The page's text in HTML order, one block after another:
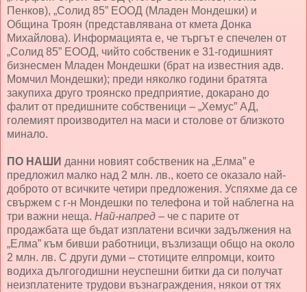
Пенков), „Солид 85” ЕООД (Младен Мондешки) и
Община Троян (представлявана от кмета Донка
Михайлова). Информацията е, че търгът е спечелен от
„Солид 85” ЕООД, чийто собственик е 31-годишният
бизнесмен Младен Мондешки (брат на известния адв.
Момчил Мондешки); преди няколко години братята
закупиха друго троянско предприятие, докарано до
фалит от предишните собственици – „Хемус” АД,
големият производител на маси и столове от близкото
минало.
ПО НАШИ данни новият собственик на „Елма” е
предложил малко над 2 млн. лв., което се оказало най-
доброто от всичките четири предложения. Успяхме да се
свържем с г-н Мондешки по телефона и той наблегна на
три важни неща. Най-напред – че с парите от
продажбата ще бъдат изплатени всички задължения на
„Елма” към бивши работници, възлизащи общо на около
2 млн. лв. С други думи – стотиците елпромци, които
водиха дългогодишни неуспешни битки да си получат
неизплатените трудови възнаграждения, някои от тях